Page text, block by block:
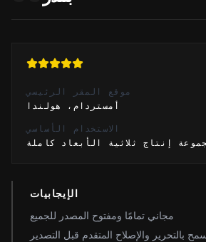
موقع المقر الرئيسي
أمستردام، هولندا
الاستخدام الأساسي
إنتاج ثلاثية الأبعاد كاملة
الإيجابيات
مجاني تمامًا ومفتوح المصدر للجميع
بالتحرير والإصلاح المتقدم قبل التصدير